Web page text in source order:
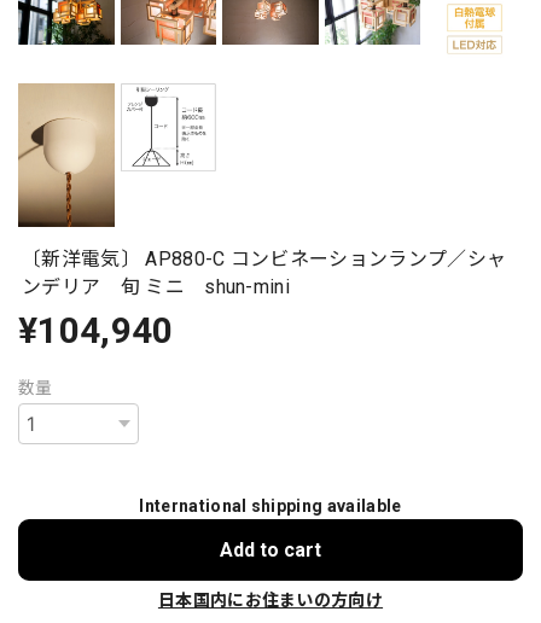
〔新洋電気〕 AP880-C コンビネーションランプ／シャ
ンデリア 旬 ミニ shun-mini
¥104,940
数量
International shipping available
Add to cart
日本国内にお住まいの方向け